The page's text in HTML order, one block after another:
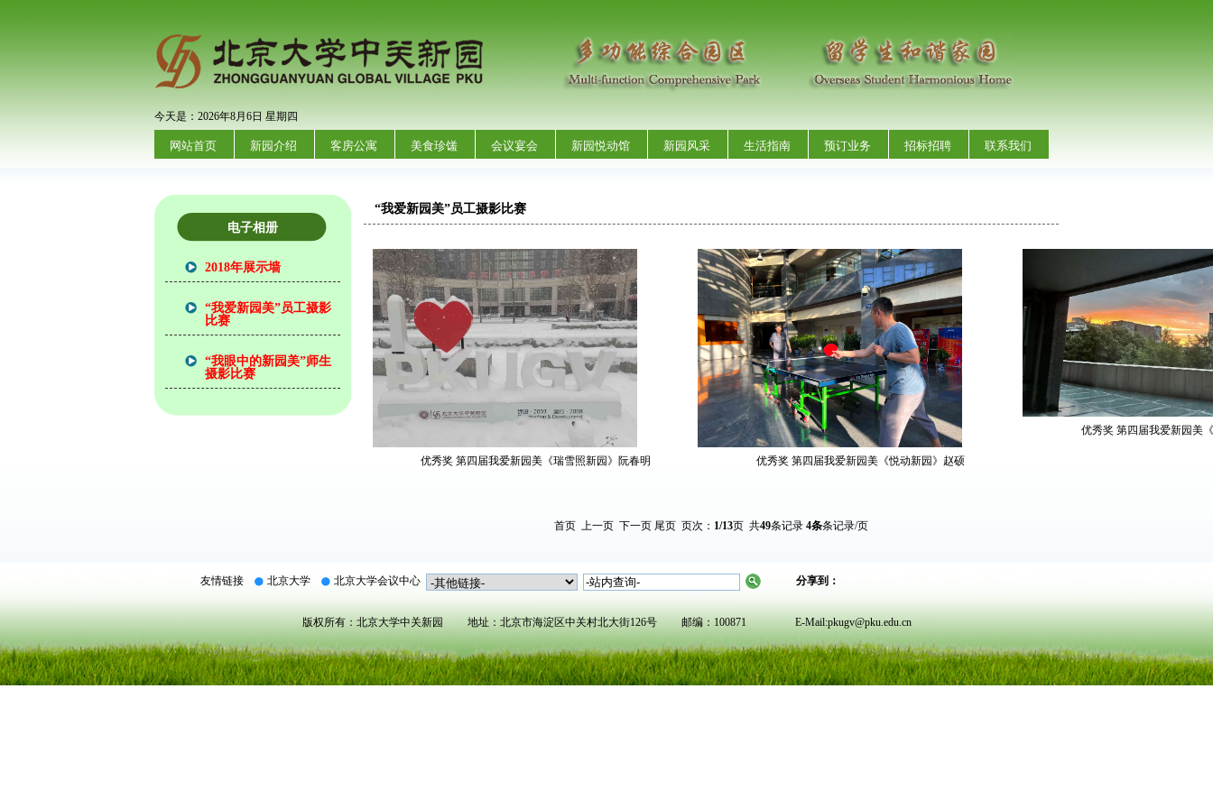
今天是：2026年8月6日 星期四
网站首页 新园介绍 客房公寓 美食珍馐 会议宴会 新园悦动馆 新园风采 生活指南 预订业务 招标招聘 联系我们
电子相册
2018年展示墙
“我爱新园美”员工摄影
比赛
“我眼中的新园美”师生
摄影比赛
“我爱新园美”员工摄影比赛
优秀奖 第四届我爱新园美《瑞雪照新园》阮春明 优秀奖 第四届我爱新园美《悦动新园》赵硕
优秀奖 第四届我爱新园美
首页 上一页 下一页 尾页 页次： 1/13页 共49条记录 4条条记录/页
友情链接 北京大学 北京大学会议中心 分享到：
版权所有：北京大学中关新园 地址：北京市海淀区中关村北大街126号 邮编：100871 E-Mail:pkugv@pku.edu.cn